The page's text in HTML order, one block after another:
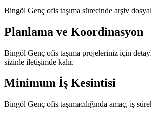
Bingöl Genç ofis taşıma sürecinde arşiv
Planlama ve Koordinasyon
Bingöl Genç ofis taşıma projeleriniz için
sizinle iletişimde kalır.
Minimum İş Kesintisi
Bingöl Genç ofis taşımacılığında amaç, iş